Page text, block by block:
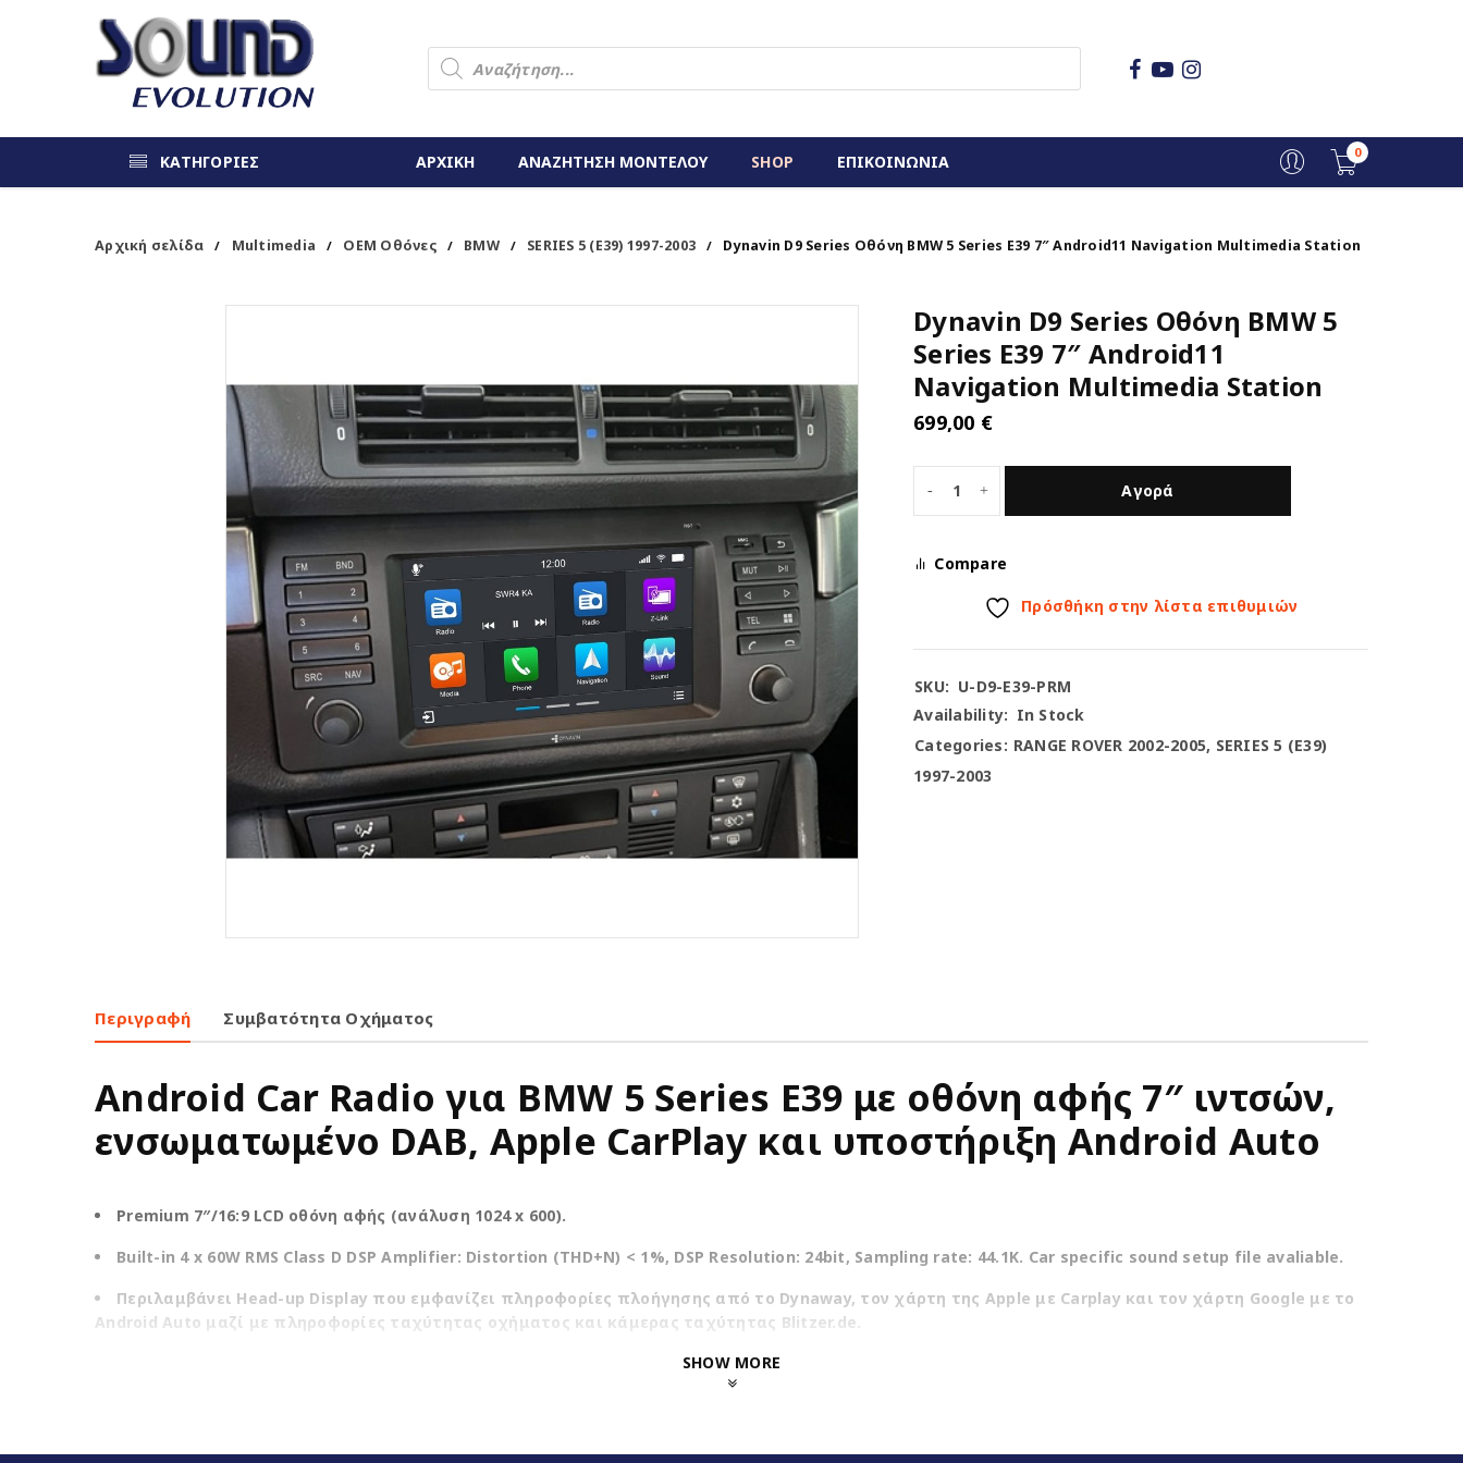
ΚΑΤΗΓΟΡΙΕΣ ΑΡΧΙΚΗ ΑΝΑΖΗΤΗΣΗ ΜΟΝΤΕΛΟΥ SHOP ΕΠΙΚΟΙΝΩΝΙΑ 0
Αρχική σελίδα / Multimedia / OEM Οθόνες / BMW / SERIES 5 (E39) 1997-2003 / Dynavin D9 Series Οθόνη BMW 5 Series E39 7″ Android11 Navigation Multimedia Station
Dynavin D9 Series Οθόνη BMW 5
Series E39 7″ Android11
Navigation Multimedia Station
699,00 €
Αγορά
Compare
Πρόσθήκη στην λίστα επιθυμιών
SKU: U-D9-E39-PRM
Availability: In Stock
Categories: RANGE ROVER 2002-2005, SERIES 5 (E39)
1997-2003
Περιγραφή Συμβατότητα Οχήματος
Android Car Radio για BMW 5 Series E39 με οθόνη αφής 7″ ιντσών,
ενσωματωμένο DAB, Apple CarPlay και υποστήριξη Android Auto
Premium 7″/16:9 LCD οθόνη αφής (ανάλυση 1024 x 600).
Built-in 4 x 60W RMS Class D DSP Amplifier: Distortion (THD+N) < 1%, DSP Resolution: 24bit, Sampling rate: 44.1K. Car specific sound setup file avaliable.
Περιλαμβάνει Head-up Display που εμφανίζει πληροφορίες πλοήγησης από το Dynaway, τον χάρτη της Apple με Carplay και τον χάρτη Google με το
Android Auto μαζί με πληροφορίες ταχύτητας οχήματος και κάμερας ταχύτητας Blitzer.de.
Υποστήριξη Apple CarPlay, ασύρματου Apple CarPlay, Android Auto, wireless Android Auto*.
SHOW MORE